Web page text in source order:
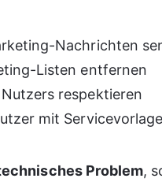
Nachrichten
Listen entfernen
respektieren
mit
Problem,